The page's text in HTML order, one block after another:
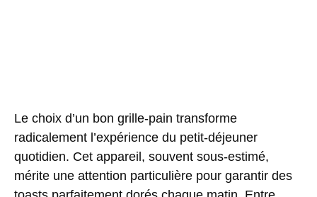
Le choix d’un bon grille-pain transforme
radicalement l’expérience du petit-déjeuner
quotidien. Cet appareil, souvent sous-estimé,
mérite une attention particulière pour garantir des